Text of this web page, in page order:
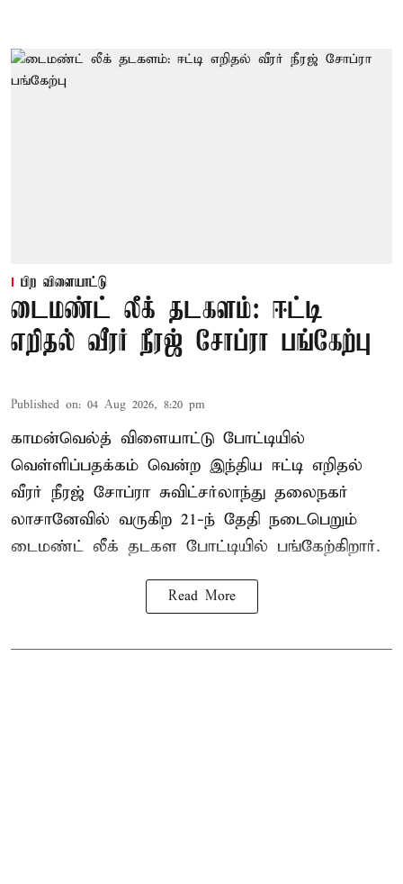
பிற விளையாட்டு
டைமண்ட் லீக் தடகளம்: ஈட்டி
எறிதல் வீரர் நீரஜ் சோப்ரா பங்கேற்பு
Published on: 04 Aug 2026, 8:20 pm
காமன்வெல்த் விளையாட்டு போட்டியில்
வெள்ளிப்பதக்கம் வென்ற இந்திய ஈட்டி எறிதல்
வீரர் நீரஜ் சோப்ரா சுவிட்சர்லாந்து தலைநகர்
லாசானேவில் வருகிற 21-ந் தேதி நடைபெறும்
டைமண்ட் லீக் தடகள போட்டியில் பங்கேற்கிறார்.
Read More